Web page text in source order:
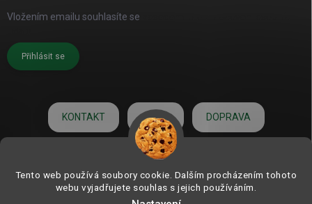
Tento web používá soubory cookie. Dalším procházením tohoto
webu vyjadřujete souhlas s jejich používáním.
Vložením emailu souhlasíte se
Přihlásit se
KONTAKT O NÁS DOPRAVA
HODNOCENÍ